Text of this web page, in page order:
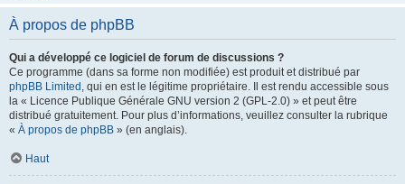
À propos de phpBB
Qui a développé ce logiciel de forum de discussions ?
Ce programme (dans sa forme non modifiée) est produit et distribué par
phpBB Limited , qui en est le légitime propriétaire. Il est rendu accessible sous
la « Licence Publique Générale GNU version 2 (GPL-2.0) » et peut être
distribué gratuitement. Pour plus d’informations, veuillez consulter la rubrique
« À propos de phpBB » (en anglais).
Haut